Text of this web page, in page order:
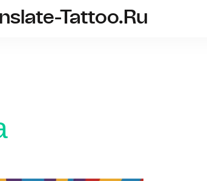
translate-tattoo.ru
Tattoo.ru